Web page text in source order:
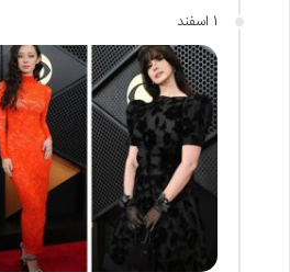
1 اسفند